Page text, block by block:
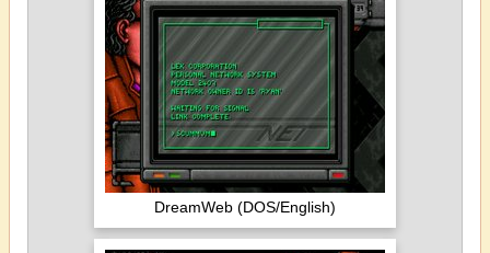
DreamWeb (DOS/English)